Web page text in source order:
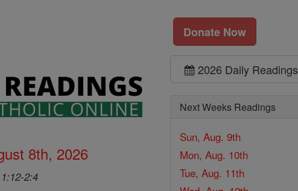
Donate Now
8th, 2026
2:4
2026 Daily Readings
Next Weeks Readings
Sun, Aug. 9th
Mon, Aug. 10th
Tue, Aug. 11th